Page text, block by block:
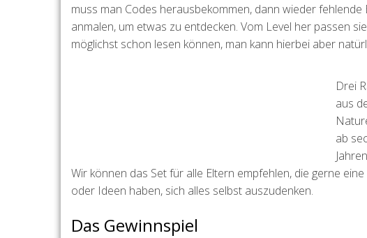
muss man Codes herausbekommen, dann wieder
anmalen, um etwas zu entdecken. Vom Level her passen
möglichst schon lesen können, man kann hierbei aber
Drei
aus
ab
Jahren
Wir können das Set für alle Eltern empfehlen, die gerne
oder Ideen haben, sich alles selbst auszudenken.
Das Gewinnspiel